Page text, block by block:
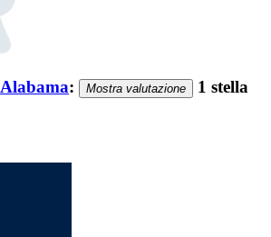
Alabama: Mostra valutazione 1 stella